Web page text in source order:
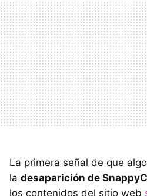
La primera señal de que
la desaparición de
los contenidos del sitio web